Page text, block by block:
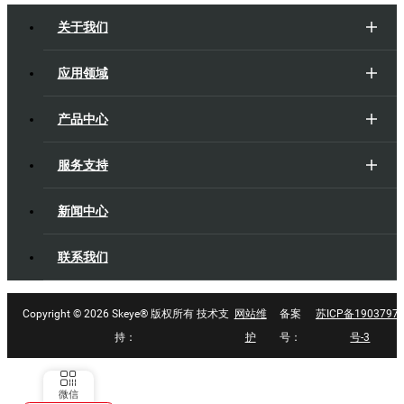
关于我们
应用领域
产品中心
服务支持
新闻中心
联系我们
Copyright © 2026 Skeye® 版权所有 技术支
持：
网站维
护
备案
号：
苏ICP备19037976
号-3
微信